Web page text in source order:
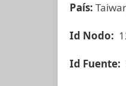
País:
Id Nodo:
Id Fuente: